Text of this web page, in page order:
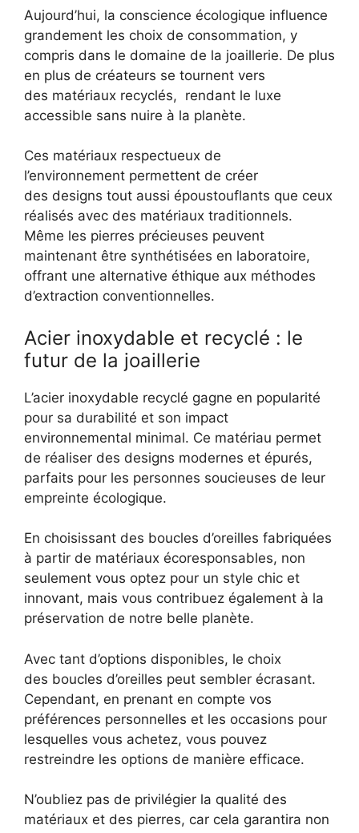
Aujourd’hui, la conscience écologique influence
grandement les choix de consommation, y
compris dans le domaine de la joaillerie. De plus
en plus de créateurs se tournent vers
des matériaux recyclés, rendant le luxe
accessible sans nuire à la planète.
Ces matériaux respectueux de
l’environnement permettent de créer
des designs tout aussi époustouflants que ceux
réalisés avec des matériaux traditionnels.
Même les pierres précieuses peuvent
maintenant être synthétisées en laboratoire,
offrant une alternative éthique aux méthodes
d’extraction conventionnelles.
Acier inoxydable et recyclé : le
futur de la joaillerie
L’acier inoxydable recyclé gagne en popularité
pour sa durabilité et son impact
environnemental minimal. Ce matériau permet
de réaliser des designs modernes et épurés,
parfaits pour les personnes soucieuses de leur
empreinte écologique.
En choisissant des boucles d’oreilles fabriquées
à partir de matériaux écoresponsables, non
seulement vous optez pour un style chic et
innovant, mais vous contribuez également à la
préservation de notre belle planète.
Avec tant d’options disponibles, le choix
des boucles d’oreilles peut sembler écrasant.
Cependant, en prenant en compte vos
préférences personnelles et les occasions pour
lesquelles vous achetez, vous pouvez
restreindre les options de manière efficace.
N’oubliez pas de privilégier la qualité des
matériaux et des pierres, car cela garantira non